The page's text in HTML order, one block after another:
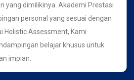
yang dimilikinya. Akademi Prestasi
personal yang sesuai dengan
Holistic Assessment, Kami
belajar khusus untuk
impian.